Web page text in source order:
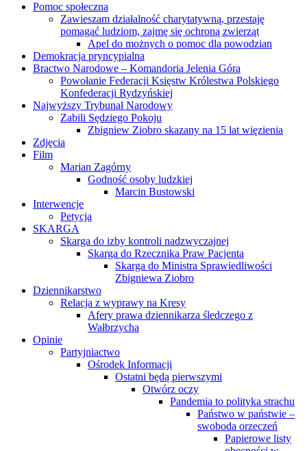
Pomoc społeczna
Zawieszam działalność charytatywną, przestaję
pomagać ludziom, zajmę się ochroną zwierząt
Apel do możnych o pomoc dla powodzian
Demokracja pryncypialna
Bractwo Narodowe – Komandoria Jelenia Góra
Powołanie Federacji Księstw Królestwa Polskiego
Konfederacji Rydzyńskiej
Najwyższy Trybunał Narodowy
Zabili Sędziego Pokoju
Zbigniew Ziobro skazany na 15 lat więzienia
Zdjęcia
Film
Marian Zagórny
Godność osoby ludzkiej
Marcin Bustowski
Interwencje
Petycja
SKARGA
Skarga do izby kontroli nadzwyczajnej
Skarga do Rzecznika Praw Pacjenta
Skarga do Ministra Sprawiedliwości
Zbigniewa Ziobro
Dziennikarstwo
Relacja z wyprawy na Kresy
Afery prawa dziennikarza śledczego z
Wałbrzycha
Opinie
Partyjniactwo
Ośrodek Informacji
Ostatni będą pierwszymi
Otwórz oczy
Pandemia to polityka strachu
Państwo w państwie –
swoboda orzeczeń
Papierowe listy